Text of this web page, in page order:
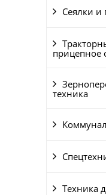
Сеялки и
прицепное
техника
Техника